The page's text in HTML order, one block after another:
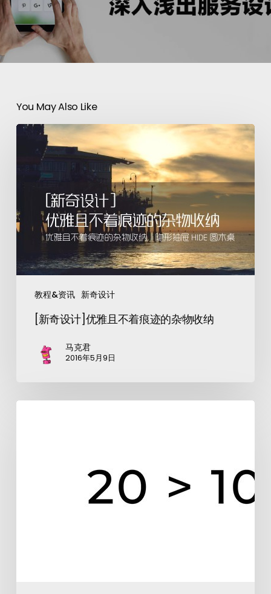
You May Also Like
教程&资讯 新奇设计
[新奇设计]优雅且不着痕迹的杂物收纳
马克君
2016年5月9日